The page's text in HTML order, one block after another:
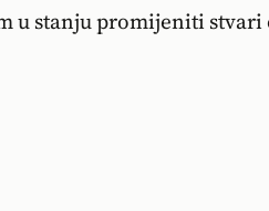
u stanju promijeniti stvari